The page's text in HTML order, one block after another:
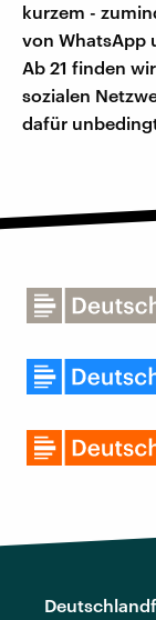
kurzem -
von WhatsApp
Ab 21 finden
sozialen
dafür